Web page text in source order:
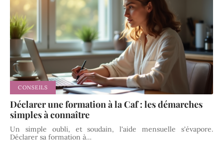
CONSEILS
Déclarer une formation à la Caf : les démarches
simples à connaître
Un simple oubli, et soudain, l'aide mensuelle s'évapore.
Déclarer sa formation à…